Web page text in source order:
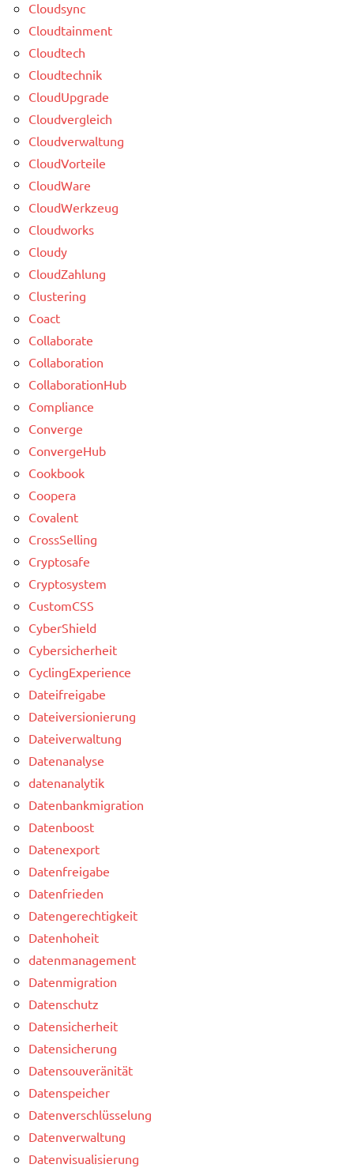
Cloudsync
Cloudtainment
Cloudtech
Cloudtechnik
CloudUpgrade
Cloudvergleich
Cloudverwaltung
CloudVorteile
CloudWare
CloudWerkzeug
Cloudworks
Cloudy
CloudZahlung
Clustering
Coact
Collaborate
Collaboration
CollaborationHub
Compliance
Converge
ConvergeHub
Cookbook
Coopera
Covalent
CrossSelling
Cryptosafe
Cryptosystem
CustomCSS
CyberShield
Cybersicherheit
CyclingExperience
Dateifreigabe
Dateiversionierung
Dateiverwaltung
Datenanalyse
datenanalytik
Datenbankmigration
Datenboost
Datenexport
Datenfreigabe
Datenfrieden
Datengerechtigkeit
Datenhoheit
datenmanagement
Datenmigration
Datenschutz
Datensicherheit
Datensicherung
Datensouveränität
Datenspeicher
Datenverschlüsselung
Datenverwaltung
Datenvisualisierung